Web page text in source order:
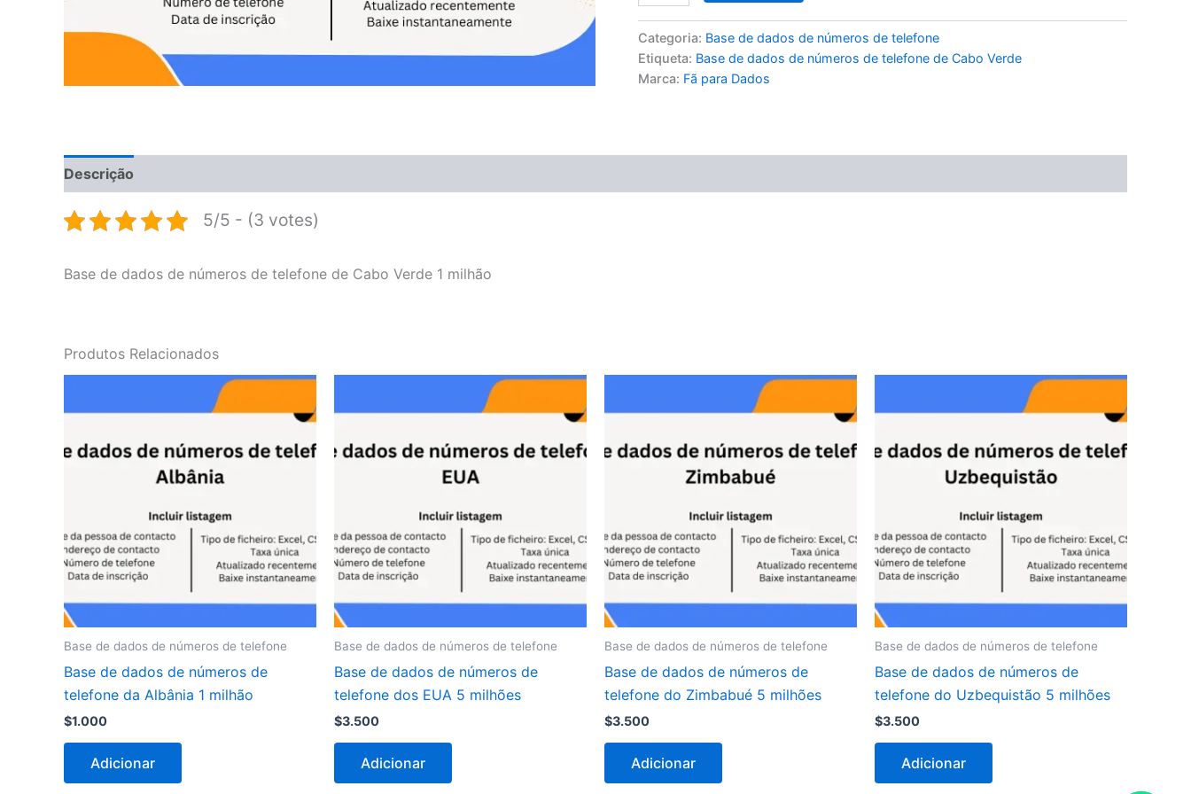
Categoria: Base de dados de números de telefone
Etiqueta: Base de dados de números de telefone de Cabo Verde
Marca: Fã para Dados
Descrição
5/5 - (3 votes)
Base de dados de números de telefone de Cabo Verde 1 milhão
Produtos Relacionados
Base de dados de números de telefone
Base de dados de números de
telefone da Albânia 1 milhão
$1.000
Adicionar
Base de dados de números de telefone
Base de dados de números de
telefone dos EUA 5 milhões
$3.500
Adicionar
Base de dados de números de telefone
Base de dados de números de
telefone do Zimbabué 5 milhões
$3.500
Adicionar
Base de dados de números de telefone
Base de dados de números de
telefone do Uzbequistão 5 milhões
$3.500
Adicionar